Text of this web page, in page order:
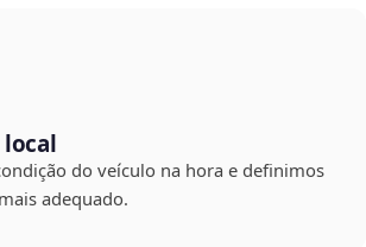
local
do veículo na hora e definimos
adequado.